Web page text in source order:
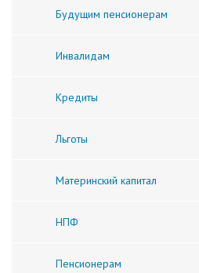
Будущим пенсионерам
Инвалидам
Кредиты
Льготы
Материнский капитал
НПФ
Пенсионерам